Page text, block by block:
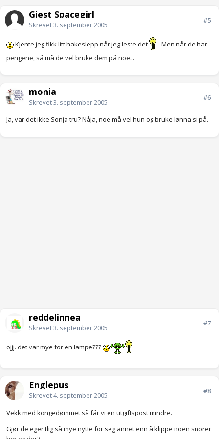
Gjest Spacegirl
Skrevet3. september 2005
#5
Kjente jeg fikk litt hakeslepp når jeg leste det
. Men når de har
pengene, så må de vel bruke dem på noe...
monja
Skrevet3. september 2005
#6
Ja, var det ikke Sonja tru? Nåja, noe må vel hun og bruke lønna si på.
reddelinnea
Skrevet3. september 2005
#7
ojjj. det var mye for en lampe???
Englepus
Skrevet4. september 2005
#8
Vekk med kongedømmet så får vi en utgiftspost mindre.
Gjør de egentlig så mye nytte for seg annet enn å klippe noen snorer